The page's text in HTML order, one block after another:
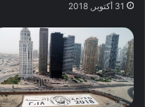
31 أكتوبر, 2018